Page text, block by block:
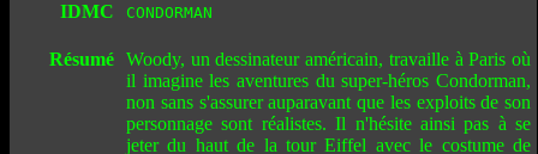
IDMC CONDORMAN
Résumé Woody, un dessinateur américain, travaille à Paris où
il imagine les aventures du super-héros Condorman,
non sans s'assurer auparavant que les exploits de son
personnage sont réalistes. Il n'hésite ainsi pas à se
jeter du haut de la tour Eiffel avec le costume de